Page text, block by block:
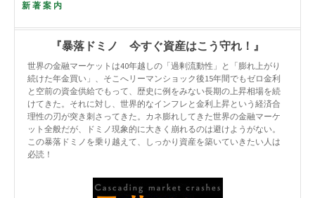
新著案内
『暴落ドミノ 今すぐ資産はこう守れ！』
世界の金融マーケットは40年越しの「過剰流動性」と「膨れ上がり
続けた年金買い」、そこへリーマンショック後15年間でもゼロ金利
と空前の資金供給でもって、歴史に例をみない長期の上昇相場を続
けてきた。それに対し、世界的なインフレと金利上昇という経済合
理性の刃が突き刺さってきた。カネ膨れしてきた世界の金融マーケ
ット全般だが、ドミノ現象的に大きく崩れるのは避けようがない。
この暴落ドミノを乗り越えて、しっかり資産を築いていきたい人は
必読！